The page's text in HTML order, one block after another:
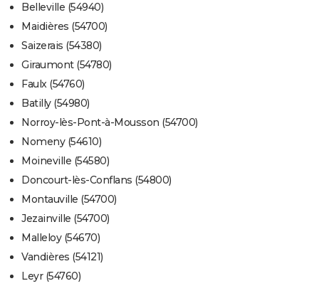
Belleville (54940)
Maidières (54700)
Saizerais (54380)
Giraumont (54780)
Faulx (54760)
Batilly (54980)
Norroy-lès-Pont-à-Mousson (54700)
Nomeny (54610)
Moineville (54580)
Doncourt-lès-Conflans (54800)
Montauville (54700)
Jezainville (54700)
Malleloy (54670)
Vandières (54121)
Leyr (54760)